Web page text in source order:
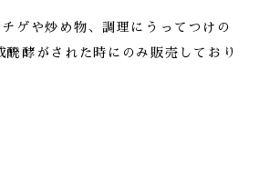
ゲや炒め物、調理にうってつけの
酵がされた時にのみ販売しており